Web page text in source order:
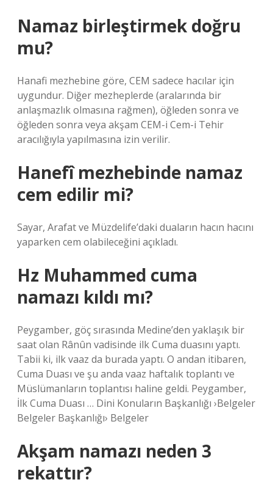
Namaz birleştirmek doğru
mu?
Hanafi mezhebine göre, CEM sadece hacılar için
uygundur. Diğer mezheplerde (aralarında bir
anlaşmazlık olmasına rağmen), öğleden sonra ve
öğleden sonra veya akşam CEM-i Cem-i Tehir
aracılığıyla yapılmasına izin verilir.
Hanefî mezhebinde namaz
cem edilir mi?
Sayar, Arafat ve Müzdelife’daki duaların hacın hacını
yaparken cem olabileceğini açıkladı.
Hz Muhammed cuma
namazı kıldı mı?
Peygamber, göç sırasında Medine’den yaklaşık bir
saat olan Rânûn vadisinde ilk Cuma duasını yaptı.
Tabii ki, ilk vaaz da burada yaptı. O andan itibaren,
Cuma Duası ve şu anda vaaz haftalık toplantı ve
Müslümanların toplantısı haline geldi. Peygamber,
İlk Cuma Duası … Dini Konuların Başkanlığı ›Belgeler
Belgeler Başkanlığı› Belgeler
Akşam namazı neden 3
rekattır?